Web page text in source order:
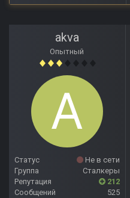
akva
Опытный
Статус
Не в сети
Группа
Сталкеры
Репутация
212
Сообщений
525